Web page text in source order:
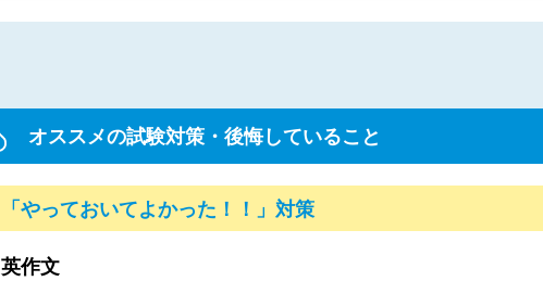
オススメの試験対策・後悔していること
「やっておいてよかった！！」対策
英作文